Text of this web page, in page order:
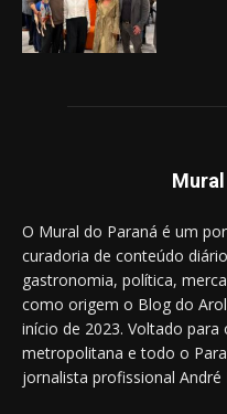
O Mural do Paraná é um
curadoria de conteúdo
gastronomia, política,
como origem o Blog do
início de 2023. Voltado
metropolitana e todo o
jornalista profissional André